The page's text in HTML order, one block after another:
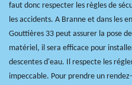
faut donc respecter les règles de
les accidents. A Branne et dans les
Gouttières 33 peut assurer la pose
matériel, il sera efficace pour
descentes d'eau. Il respecte les
impeccable. Pour prendre un